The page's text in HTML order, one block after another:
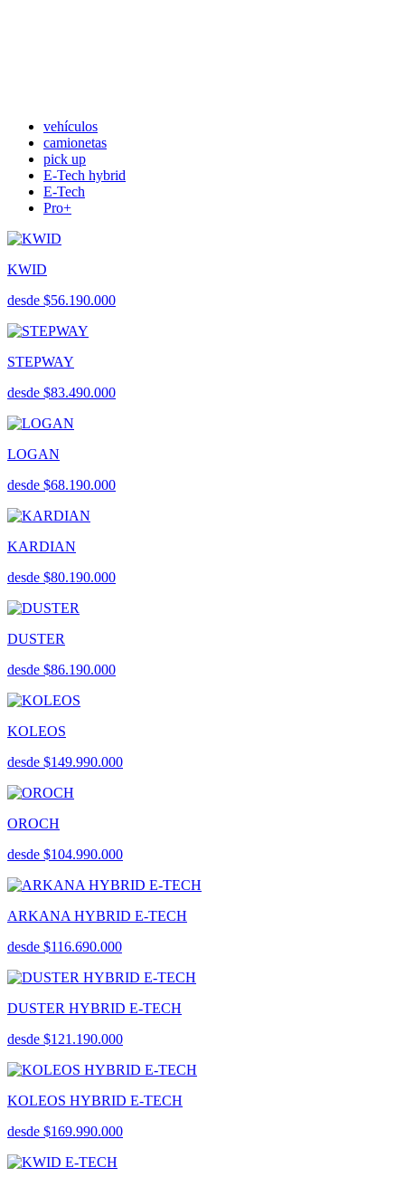
vehículos
camionetas
pick up
E-Tech hybrid
E-Tech
Pro+
KWID
desde $56.190.000
STEPWAY
desde $83.490.000
LOGAN
desde $68.190.000
KARDIAN
desde $80.190.000
DUSTER
desde $86.190.000
KOLEOS
desde $149.990.000
OROCH
desde $104.990.000
ARKANA HYBRID E-TECH
desde $116.690.000
DUSTER HYBRID E-TECH
desde $121.190.000
KOLEOS HYBRID E-TECH
desde $169.990.000